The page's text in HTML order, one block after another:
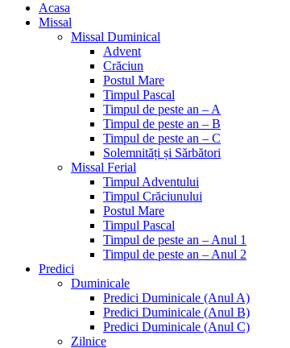
Acasa
Missal
Missal Duminical
Advent
Crăciun
Postul Mare
Timpul Pascal
Timpul de peste an – A
Timpul de peste an – B
Timpul de peste an – C
Solemnități și Sărbători
Missal Ferial
Timpul Adventului
Timpul Crăciunului
Postul Mare
Timpul Pascal
Timpul de peste an – Anul 1
Timpul de peste an – Anul 2
Predici
Duminicale
Predici Duminicale (Anul A)
Predici Duminicale (Anul B)
Predici Duminicale (Anul C)
Zilnice